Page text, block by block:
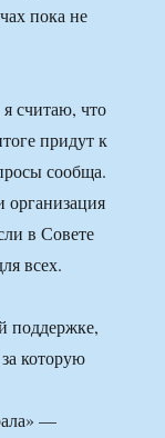
пока не
я считаю, что
придут к
сообща.
в Совете
всех.
поддержке,
которую
—